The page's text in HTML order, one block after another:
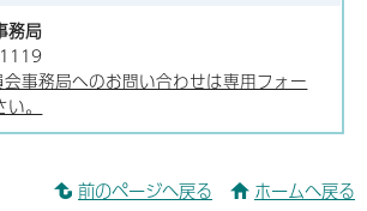
務局
事務局へのお問い合わせは専用フォー
。
前のページへ戻る ホームへ戻る